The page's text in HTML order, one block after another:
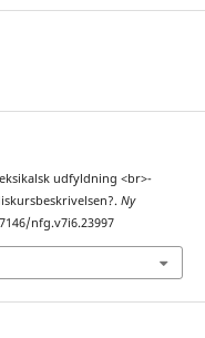
udfyldning <br>-
Ny
nfg.v7i6.23997